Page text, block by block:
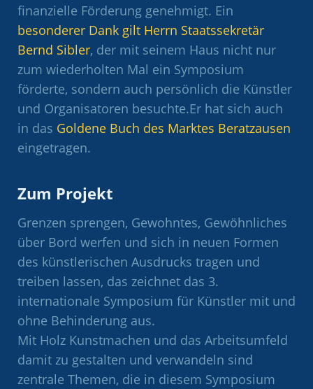
finanzielle Förderung genehmigt. Ein
besonderer Dank gilt Herrn Staatssekretär
Bernd Sibler, der mit seinem Haus nicht nur
zum wiederholten Mal ein Symposium
förderte, sondern auch persönlich die Künstler
und Organisatoren besuchte.Er hat sich auch
in das Goldene Buch des Marktes Beratzausen
eingetragen.
Zum Projekt
Grenzen sprengen, Gewohntes, Gewöhnliches
über Bord werfen und sich in neuen Formen
des künstlerischen Ausdrucks tragen und
treiben lassen, das zeichnet das 3.
internationale Symposium für Künstler mit und
ohne Behinderung aus.
Mit Holz Kunstmachen und das Arbeitsumfeld
damit zu gestalten und verwandeln sind
zentrale Themen, die in diesem Symposium